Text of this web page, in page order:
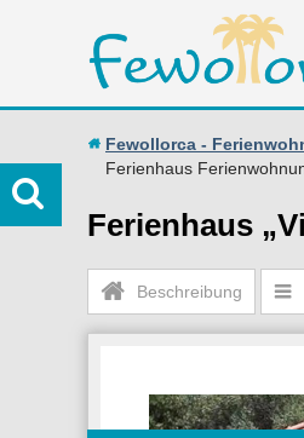
Fewollorca -
Ferienhaus
Ferienhaus
Beschreibung